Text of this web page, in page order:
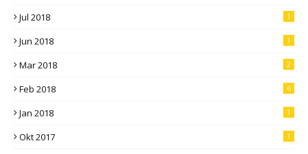
Jul 2018 1
Jun 2018 1
Mar 2018 2
Feb 2018 6
Jan 2018 1
Okt 2017 1